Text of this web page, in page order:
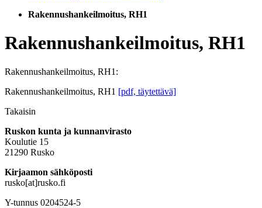
Rakennushankeilmoitus, RH1
Rakennushankeilmoitus, RH1
Rakennushankeilmoitus, RH1:
Rakennushankeilmoitus, RH1 [pdf, täytettävä]
Takaisin
Ruskon kunta ja kunnanvirasto
Koulutie 15
21290 Rusko
Kirjaamon sähköposti
rusko[at]rusko.fi
Y-tunnus 0204524-5